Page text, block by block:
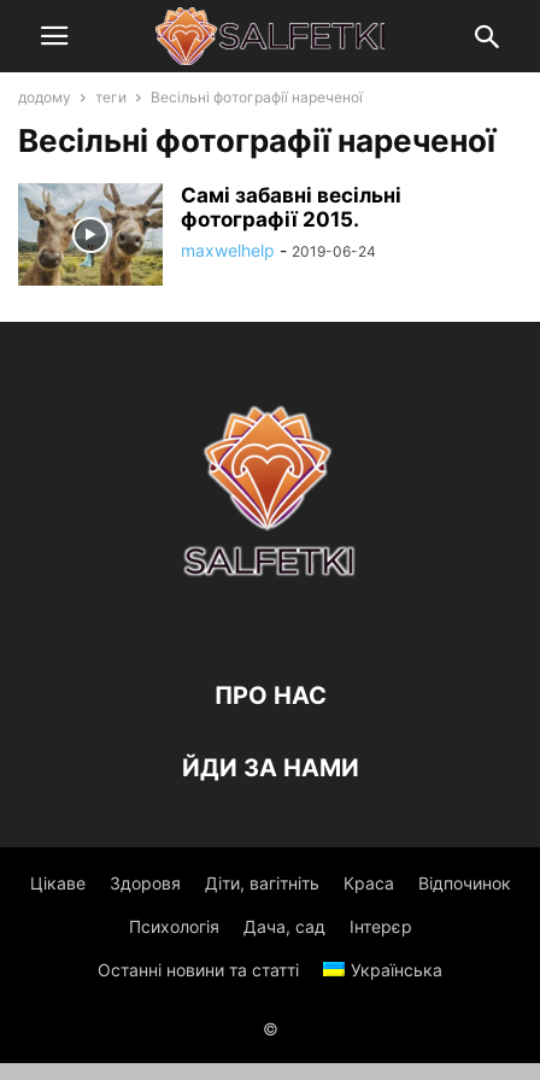
додому теги Весільні фотографії нареченої
Весільні фотографії нареченої
Самі забавні весільні
фотографії 2015.
maxwelhelp - 2019-06-24
ПРО НАС
ЙДИ ЗА НАМИ
Цікаве Здоровя Діти, вагітніть Краса Відпочинок
Психологія Дача, сад Інтерєр
Останні новини та статті Українська
©